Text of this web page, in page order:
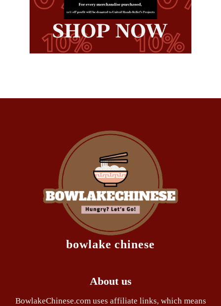
bowlake chinese
About us
BowlakeChinese.com uses affiliate links, which means